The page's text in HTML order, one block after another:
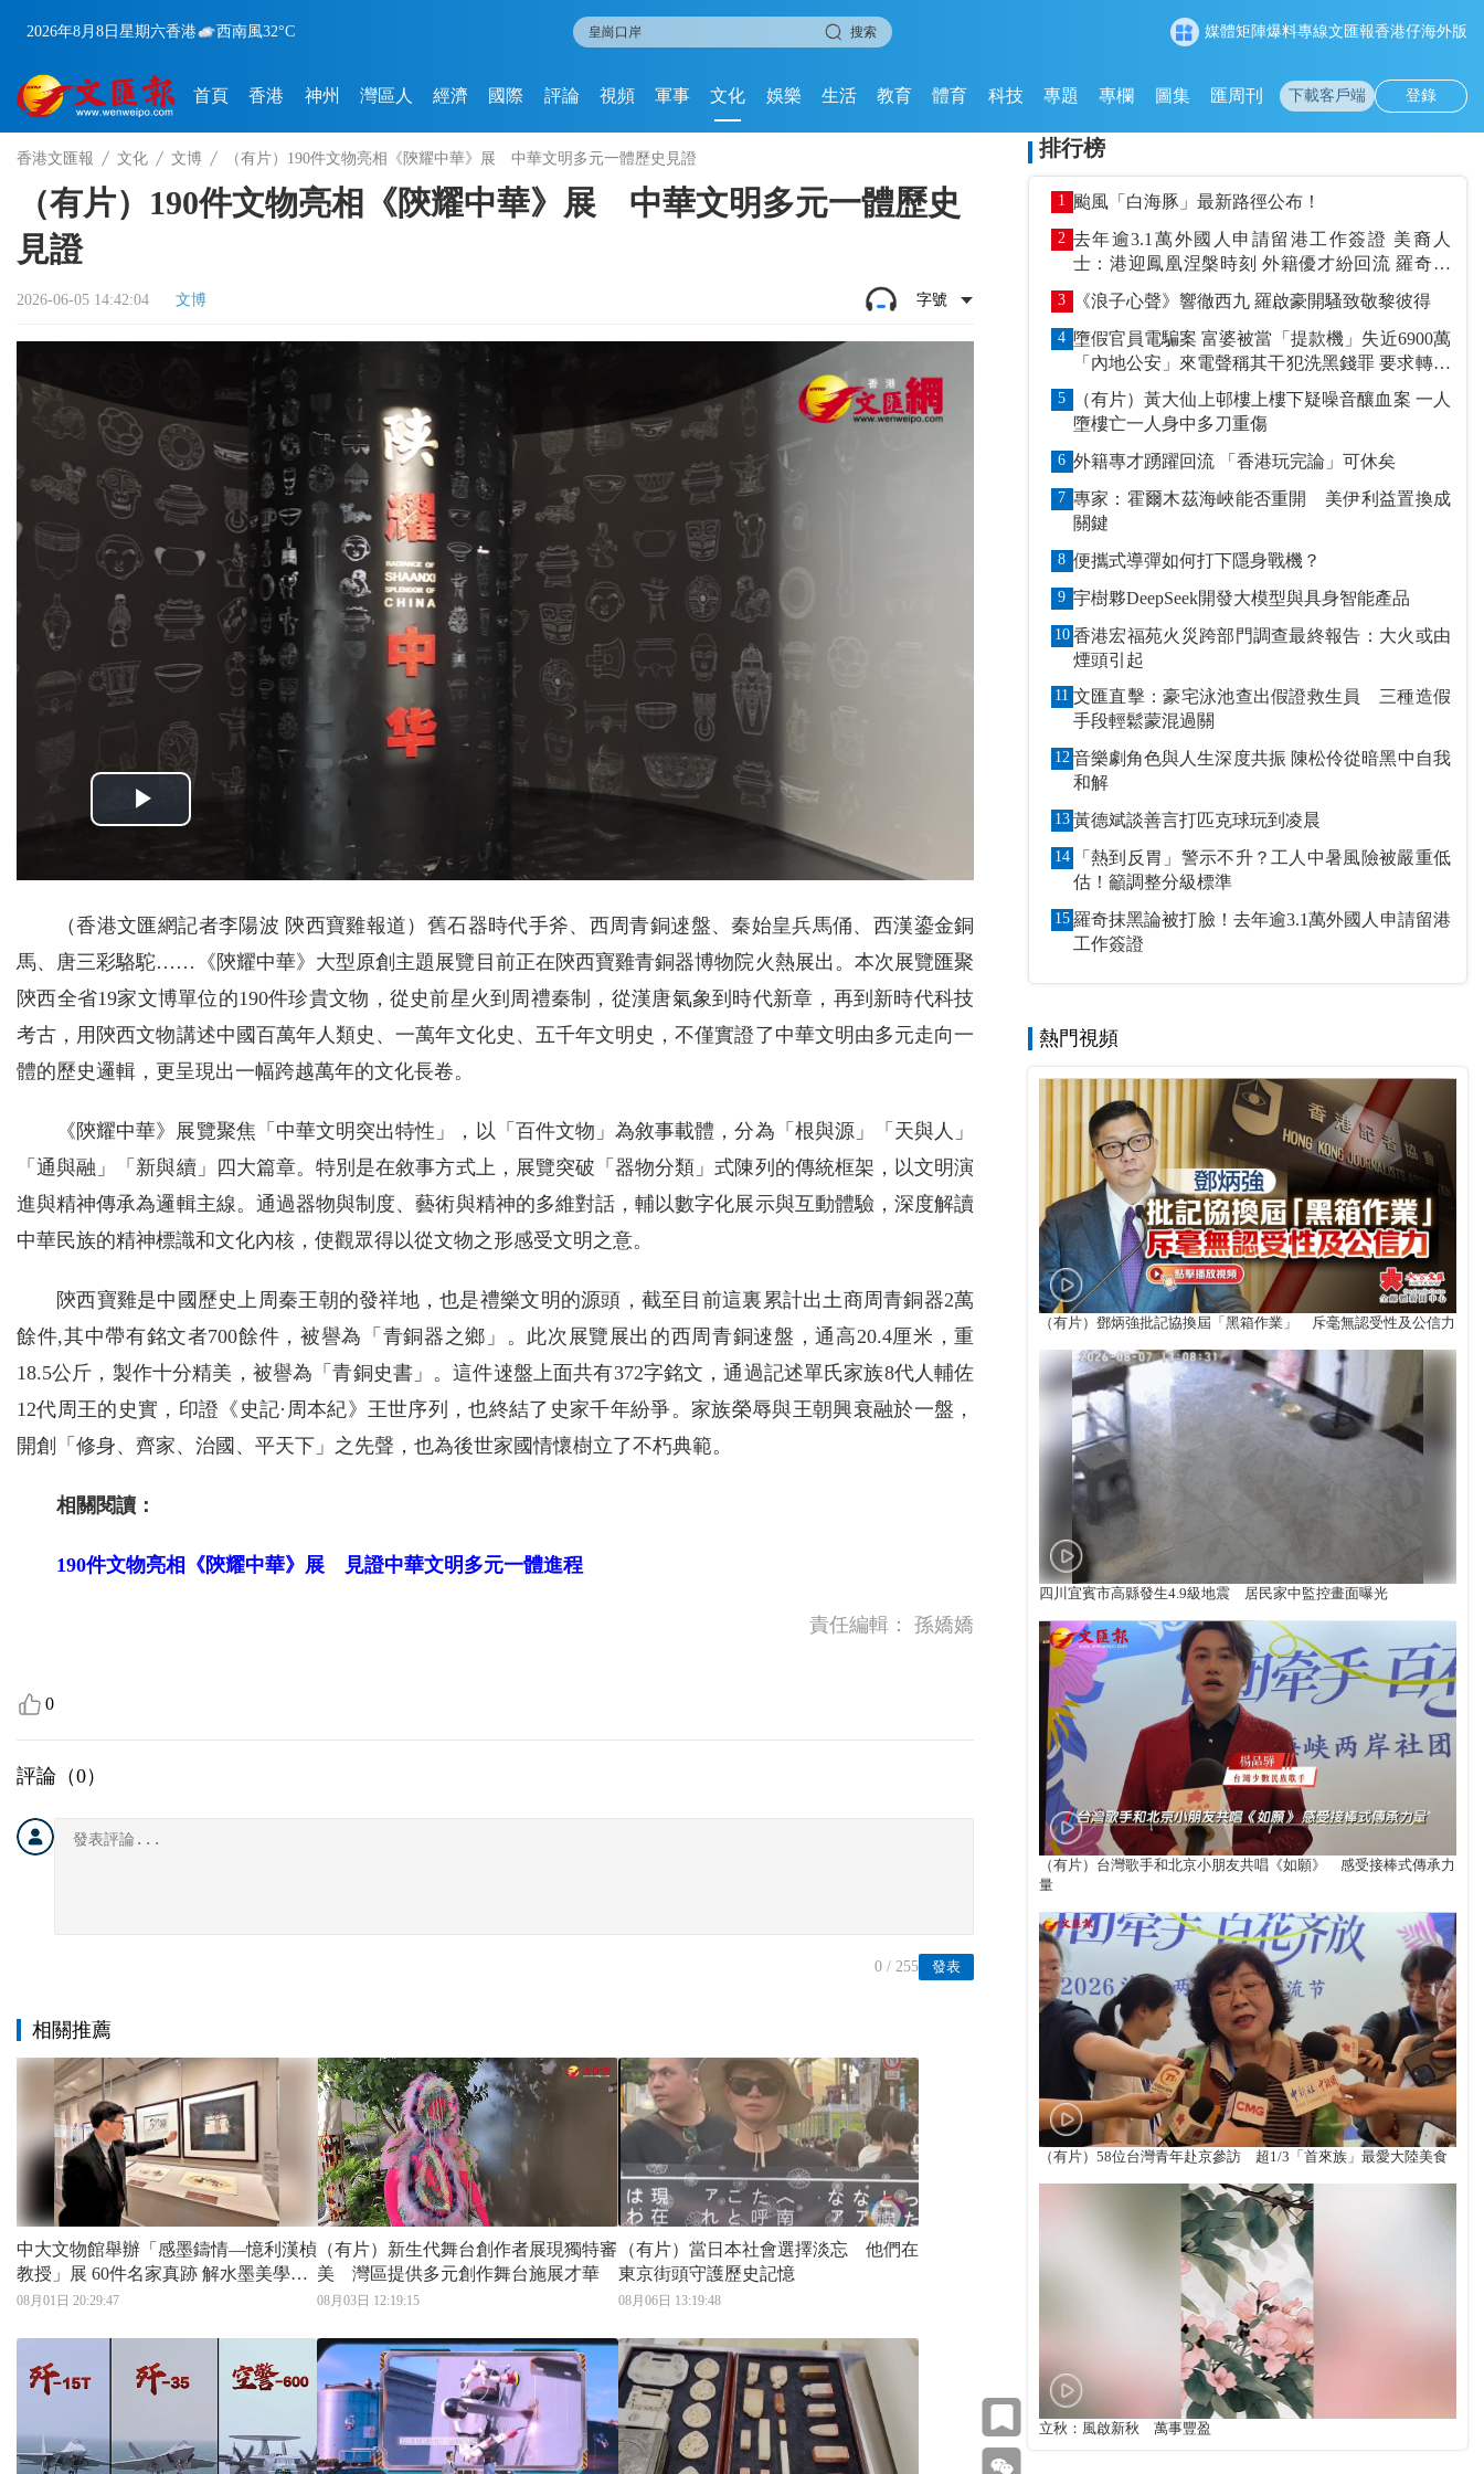
2026年8月8日 星期六香港 西南風32°C 搜索 媒體矩陣爆料專線文匯報香港仔海外版
首頁 香港 神州 灣區人 經濟 國際 評論 視頻 軍事 文化 娛樂 生活 教育 體育 科技 專題 專欄 圖集 匯周刊 下載客戶端 登錄
香港文匯報 文化 文博 （有片）190件文物亮相《陝耀中華》展 中華文明多元一體歷史見證
（有片）190件文物亮相《陝耀中華》展 中華文明多元一體歷史
見證
2026-06-05 14:42:04 文博 字號
（香港文匯網記者李陽波 陝西寶雞報道）舊石器時代手斧、西周青銅逨盤、秦始皇兵馬俑、西漢鎏金銅
馬、唐三彩駱駝……《陝耀中華》大型原創主題展覽目前正在陝西寶雞青銅器博物院火熱展出。本次展覽匯聚
陝西全省19家文博單位的190件珍貴文物，從史前星火到周禮秦制，從漢唐氣象到時代新章，再到新時代科技
考古，用陝西文物講述中國百萬年人類史、一萬年文化史、五千年文明史，不僅實證了中華文明由多元走向一
體的歷史邏輯，更呈現出一幅跨越萬年的文化長卷。
《陝耀中華》展覽聚焦「中華文明突出特性」，以「百件文物」為敘事載體，分為「根與源」「天與人」
「通與融」「新與續」四大篇章。特別是在敘事方式上，展覽突破「器物分類」式陳列的傳統框架，以文明演
進與精神傳承為邏輯主線。通過器物與制度、藝術與精神的多維對話，輔以數字化展示與互動體驗，深度解讀
中華民族的精神標識和文化內核，使觀眾得以從文物之形感受文明之意。
陝西寶雞是中國歷史上周秦王朝的發祥地，也是禮樂文明的源頭，截至目前這裏累計出土商周青銅器2萬
餘件,其中帶有銘文者700餘件，被譽為「青銅器之鄉」。此次展覽展出的西周青銅逨盤，通高20.4厘米，重
18.5公斤，製作十分精美，被譽為「青銅史書」。這件逨盤上面共有372字銘文，通過記述單氏家族8代人輔佐
12代周王的史實，印證《史記·周本紀》王世序列，也終結了史家千年紛爭。家族榮辱與王朝興衰融於一盤，
開創「修身、齊家、治國、平天下」之先聲，也為後世家國情懷樹立了不朽典範。
相關閱讀：
190件文物亮相《陝耀中華》展 見證中華文明多元一體進程
責任編輯： 孫嬌嬌
0
評論（0）
發表
0 / 255
相關推薦
中大文物館舉辦「感墨鑄情—憶利漢楨
教授」展 60件名家真跡 解水墨美學原
理
08月01日 20:29:47
（有片）新生代舞台創作者展現獨特審
美 灣區提供多元創作舞台施展才華
08月03日 12:19:15
（有片）當日本社會選擇淡忘 他們在
東京街頭守護歷史記憶
08月06日 13:19:48
排行榜
1 颱風「白海豚」最新路徑公布！
2 去年逾3.1萬外國人申請留港工作簽證 美裔人
士：港迎鳳凰涅槃時刻 外籍優才紛回流 羅奇抹
黑論被打臉
3 《浪子心聲》響徹西九 羅啟豪開騷致敬黎彼得
4 墮假官員電騙案 富婆被當「提款機」失近6900萬
「內地公安」來電聲稱其干犯洗黑錢罪 要求轉賬
到指定戶口作「保證金」
5
（有片）黃大仙上邨樓上樓下疑噪音釀血案 一人
墮樓亡一人身中多刀重傷
6 外籍專才踴躍回流 「香港玩完論」可休矣
7 專家：霍爾木茲海峽能否重開 美伊利益置換成
關鍵
8 便攜式導彈如何打下隱身戰機？
9 宇樹夥DeepSeek開發大模型與具身智能產品
10 香港宏福苑火災跨部門調查最終報告：大火或由
煙頭引起
11 文匯直擊：豪宅泳池查出假證救生員 三種造假
手段輕鬆蒙混過關
12 音樂劇角色與人生深度共振 陳松伶從暗黑中自我
和解
13 黃德斌談善言打匹克球玩到凌晨
14
「熱到反胃」警示不升？工人中暑風險被嚴重低
估！籲調整分級標準
15 羅奇抹黑論被打臉！去年逾3.1萬外國人申請留港
工作簽證
熱門視頻
（有片）鄧炳強批記協換屆「黑箱作業」 斥毫無認受性及公信力
四川宜賓市高縣發生4.9級地震 居民家中監控畫面曝光
（有片）台灣歌手和北京小朋友共唱《如願》 感受接棒式傳承力
量
（有片）58位台灣青年赴京參訪 超1/3「首來族」最愛大陸美食
立秋：風啟新秋 萬事豐盈